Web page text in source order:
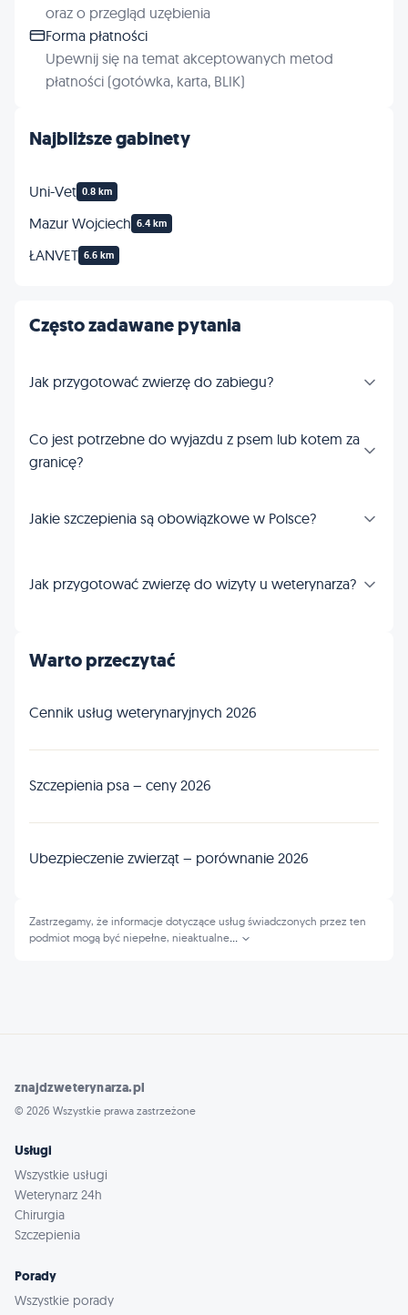
Najbliższe gabinety
Uni-Vet 0.8 km
Mazur Wojciech 6.4 km
ŁANVET 6.6 km
Często zadawane pytania
Jak przygotować zwierzę do zabiegu?
Co jest potrzebne do wyjazdu z psem lub kotem za
granicę?
Jakie szczepienia są obowiązkowe w Polsce?
Jak przygotować zwierzę do wizyty u weterynarza?
oraz o przegląd uzębienia
Forma płatności
Upewnij się na temat akceptowanych metod
płatności (gotówka, karta, BLIK)
Warto przeczytać
Cennik usług weterynaryjnych 2026
Szczepienia psa – ceny 2026
Ubezpieczenie zwierząt – porównanie 2026
Zastrzegamy, że informacje dotyczące usług świadczonych przez ten
podmiot mogą być niepełne, nieaktualne
znajdzweterynarza.pl
© 2026 Wszystkie prawa zastrzeżone
Usługi
Wszystkie usługi
Weterynarz 24h
Chirurgia
Szczepienia
Porady
Wszystkie porady